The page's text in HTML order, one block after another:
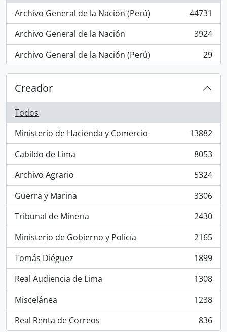
Archivo General de la Nación (Perú)
, 44731 resultados
44731
Archivo General de la Nación
, 3924 resultados
3924
Archivo General de la Nación (Perú)
, 29 resultados 29
Creador
Todos
Ministerio de Hacienda y Comercio
, 13882 resultados
13882
Cabildo de Lima
, 8053 resultados
8053
Archivo Agrario
, 5324 resultados
5324
Guerra y Marina
, 3306 resultados
3306
Tribunal de Minería
, 2430 resultados
2430
Ministerio de Gobierno y Policía
, 2165 resultados
2165
Tomás Diéguez
, 1899 resultados
1899
Real Audiencia de Lima
, 1308 resultados
1308
Miscelánea
, 1238 resultados
1238
Real Renta de Correos
, 836 resultados 836